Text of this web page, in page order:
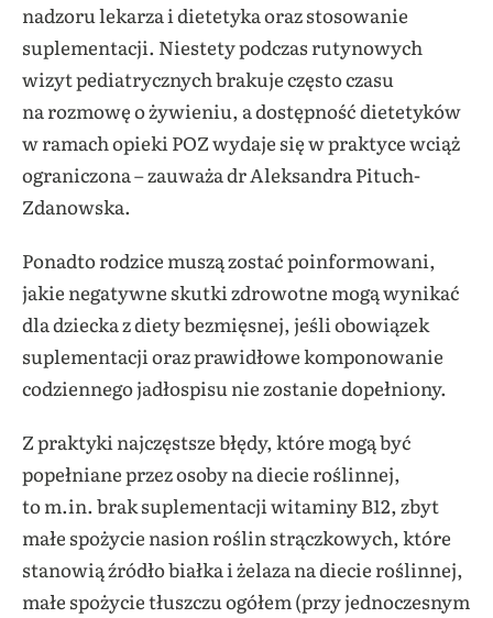
nadzoru lekarza i dietetyka oraz stosowanie
suplementacji. Niestety podczas rutynowych
wizyt pediatrycznych brakuje często czasu
na rozmowę o żywieniu, a dostępność dietetyków
w ramach opieki POZ wydaje się w praktyce wciąż
ograniczona – zauważa dr Aleksandra Pituch-
Zdanowska.
Ponadto rodzice muszą zostać poinformowani,
jakie negatywne skutki zdrowotne mogą wynikać
dla dziecka z diety bezmięsnej, jeśli obowiązek
suplementacji oraz prawidłowe komponowanie
codziennego jadłospisu nie zostanie dopełniony.
Z praktyki najczęstsze błędy, które mogą być
popełniane przez osoby na diecie roślinnej,
to m.in. brak suplementacji witaminy B12, zbyt
małe spożycie nasion roślin strączkowych, które
stanowią źródło białka i żelaza na diecie roślinnej,
małe spożycie tłuszczu ogółem (przy jednoczesnym